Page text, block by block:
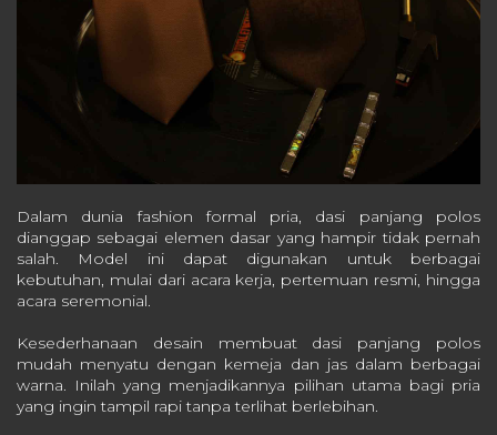
Dalam dunia fashion formal pria, dasi panjang polos
dianggap sebagai elemen dasar yang hampir tidak pernah
salah. Model ini dapat digunakan untuk berbagai
kebutuhan, mulai dari acara kerja, pertemuan resmi, hingga
acara seremonial.
Kesederhanaan desain membuat dasi panjang polos
mudah menyatu dengan kemeja dan jas dalam berbagai
warna. Inilah yang menjadikannya pilihan utama bagi pria
yang ingin tampil rapi tanpa terlihat berlebihan.